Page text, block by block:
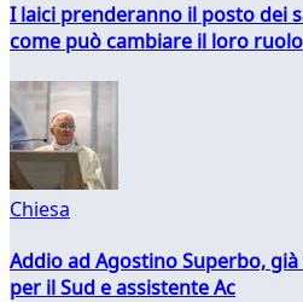
I laici prenderanno il posto dei
come può cambiare il loro ruolo
Chiesa
Addio ad Agostino Superbo,
per il Sud e assistente Ac